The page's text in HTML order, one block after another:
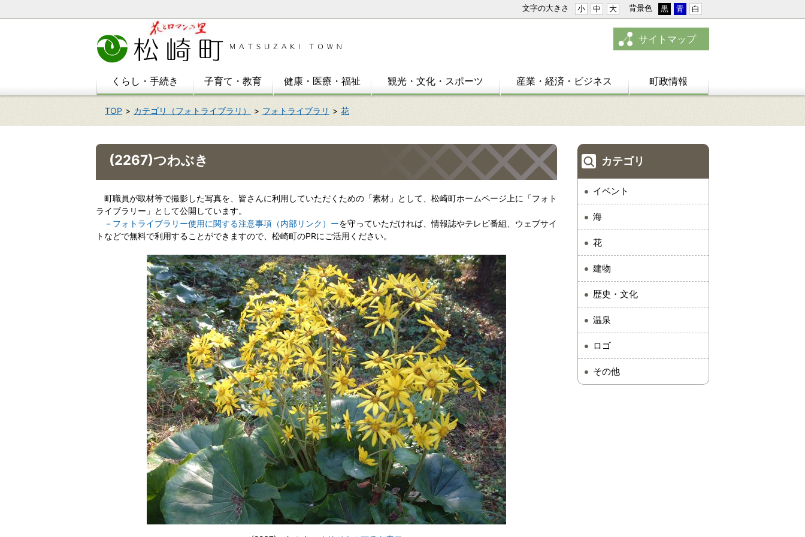
文
移
動
文字の大きさ 小 中 大 背景色 黒 青 白
サイトマップ
くらし・手続き 子育て・教育 健康・医療・福祉 観光・文化・スポーツ 産業・経済・ビジネス 町政情報
TOP カテゴリ（フォトライブラリ） フォトライブラリ 花
(2267)つわぶき
町職員が取材等で撮影した写真を、皆さんに利用していただくための「素材」として、松崎町ホームページ上に「フォト
ライブラリー」として公開しています。
－フォトライブラリー使用に関する注意事項（内部リンク）ーを守っていただければ、情報誌やテレビ番組、ウェブサイ
トなどで無料で利用することができますので、松崎町のPRにご活用ください。
カテゴリ
イベント
海
花
建物
歴史・文化
温泉
ロゴ
その他